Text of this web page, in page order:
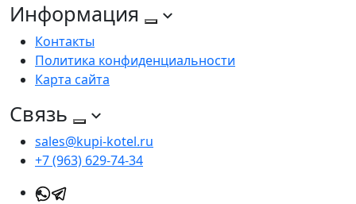
Информация
Контакты
Политика конфиденциальности
Карта сайта
Связь
sales@kupi-kotel.ru
+7 (963) 629-74-34